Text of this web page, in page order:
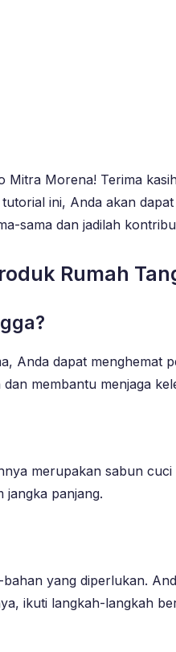
Morena! Terima
ini, Anda akan
sama dan jadilah
Rumah
Anda dapat
membantu menjaga
merupakan sabun
jangka panjang.
yang diperlukan.
ikuti langkah-langkah